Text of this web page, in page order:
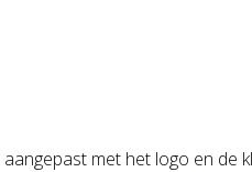
met het logo en de